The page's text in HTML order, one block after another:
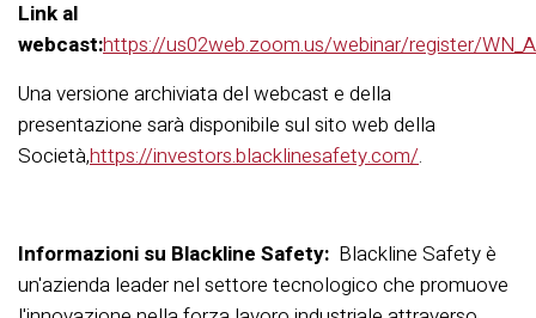
Link al
webcast:https://us02web.zoom.us/webinar/register/
Una versione archiviata del webcast e della
presentazione sarà disponibile sul sito web della
Società,https://investors.blacklinesafety.com/.
Informazioni su Blackline Safety: Blackline Safety è
un'azienda leader nel settore tecnologico che promuove